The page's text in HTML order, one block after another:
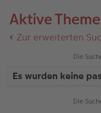
Aktive
Zur erweiterten
Die
Es wurden keine
Die